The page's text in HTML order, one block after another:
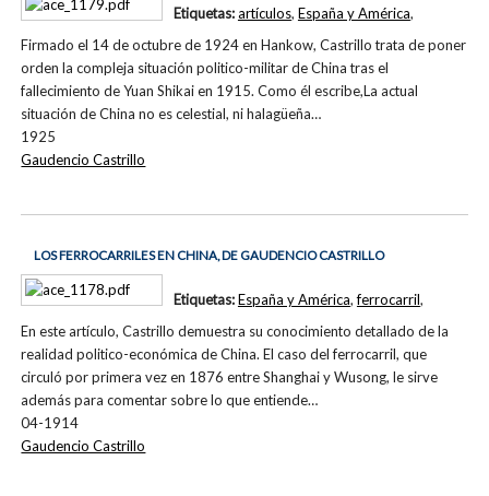
Firmado el 14 de octubre de 1924 en Hankow, Castrillo trata de poner
orden la compleja situación politico-militar de China tras el
fallecimiento de Yuan Shikai en 1915. Como él escribe,La actual
situación de China no es celestial, ni halagüeña…
1925
Etiquetas:artículos, España y América,
Gaudencio Castrillo
LOS FERROCARRILES EN CHINA, DE GAUDENCIO CASTRILLO
En este artículo, Castrillo demuestra su conocimiento detallado de la
realidad politico-económica de China. El caso del ferrocarril, que
circuló por primera vez en 1876 entre Shanghai y Wusong, le sirve
además para comentar sobre lo que entiende…
04-1914
Etiquetas:España y América,ferrocarril,
Gaudencio Castrillo